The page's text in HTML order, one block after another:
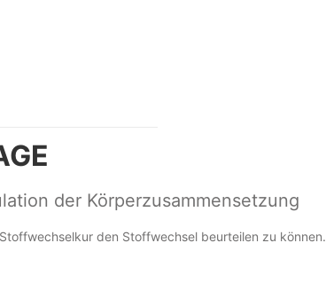
der Körperzusammensetzung
den Stoffwechsel beurteilen zu können.